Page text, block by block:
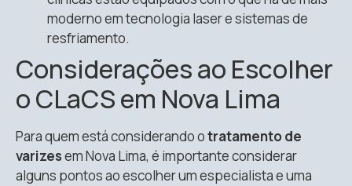
moderno em tecnologia laser e sistemas de
resfriamento.
Considerações ao Escolher
o CLaCS em Nova Lima
Para quem está considerando otratamento de
varizesem Nova Lima, é importante considerar
alguns pontos ao escolher um especialista e uma